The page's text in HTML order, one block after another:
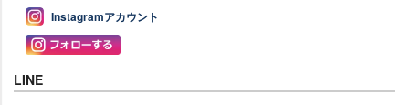
Instagramアカウント
LINE